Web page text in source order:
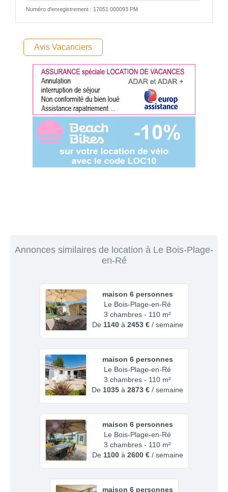
Numéro d'enregistrement : 17051 000093 PM
Avis Vacanciers
Annonces similaires de location à Le Bois-Plage-
en-Ré
maison 6 personnes
Le Bois-Plage-en-Ré
3 chambres - 110 m²
De 1140à 2453 €/ semaine
maison 6 personnes
Le Bois-Plage-en-Ré
3 chambres - 110 m²
De 1035 à 2873 € / semaine
maison 6 personnes
Le Bois-Plage-en-Ré
3 chambres - 110 m²
De 1100à 2600 €/ semaine
maison 6 personnes